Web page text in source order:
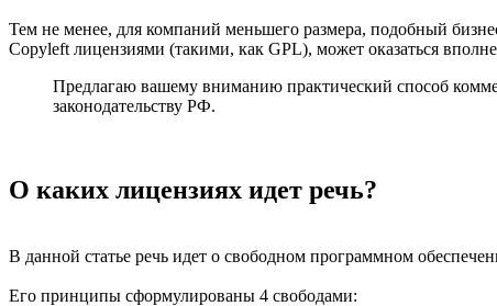
Тем не менее, для компаний меньшего размера, подобный
Copyleft лицензиями (такими, как GPL), может оказаться
Предлагаю вашему вниманию практический способ
законодательству РФ.
О каких лицензиях идет речь?
В данной статье речь идет о свободном программном
Его принципы сформулированы 4 свободами: